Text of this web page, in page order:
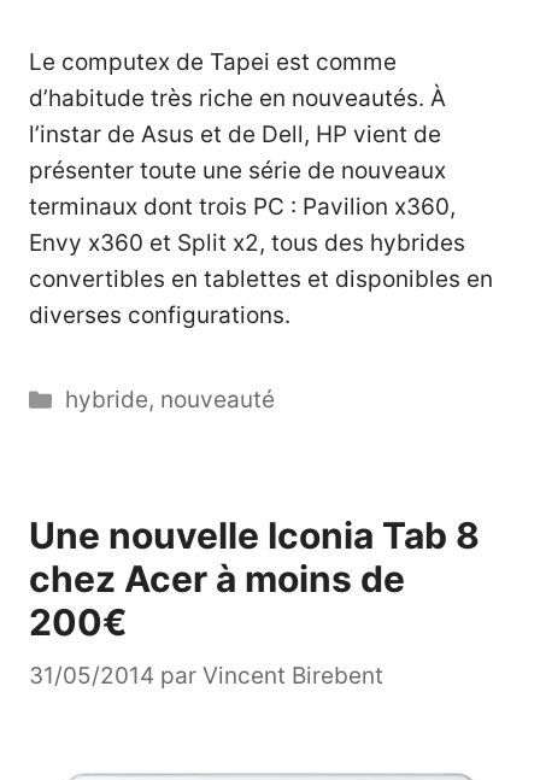
Le computex de Tapei est comme
d’habitude très riche en nouveautés. À
l’instar de Asus et de Dell, HP vient de
présenter toute une série de nouveaux
terminaux dont trois PC : Pavilion x360,
Envy x360 et Split x2, tous des hybrides
convertibles en tablettes et disponibles en
diverses configurations.
Catégories
hybride, nouveauté
Une nouvelle Iconia Tab 8
chez Acer à moins de
200€
31/05/2014 par Vincent Birebent